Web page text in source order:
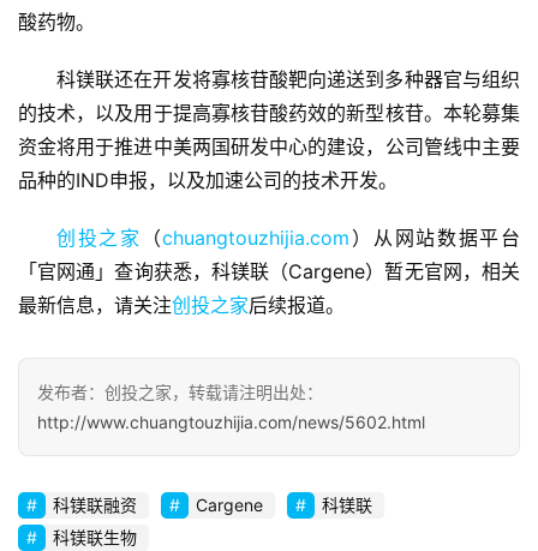
页
融
道
业
观
察
创
企
酸药物。
科镁联还在开发将寡核苷酸靶向递送到多种器官与组织
的技术，以及用于提高寡核苷酸药效的新型核苷。本轮募集
资金将用于推进中美两国研发中心的建设，公司管线中主要
品种的IND申报，以及加速公司的技术开发。
创投之家 （chuangtouzhijia.com ）从网站数据平台
「官网通」查询获悉，科镁联（Cargene）暂无官网，相关
最新信息，请关注创投之家后续报道。
发布者：创投之家，转载请注明出处：
http://www.chuangtouzhijia.com/news/5602.html
科镁联融资 Cargene
科镁联
科镁联生物